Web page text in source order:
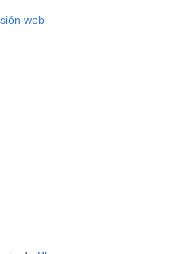
web